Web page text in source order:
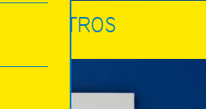
MOSTROS